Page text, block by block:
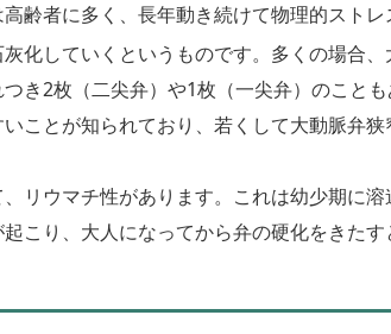
齢者に多く、長年動き続けて物理的スト
化していくというものです。多くの場合
き2枚（二尖弁）や1枚（一尖弁）のこと
ことが知られており、若くして大動脈弁狭
リウマチ性があります。これは幼少期に溶
こり、大人になってから弁の硬化をきたす